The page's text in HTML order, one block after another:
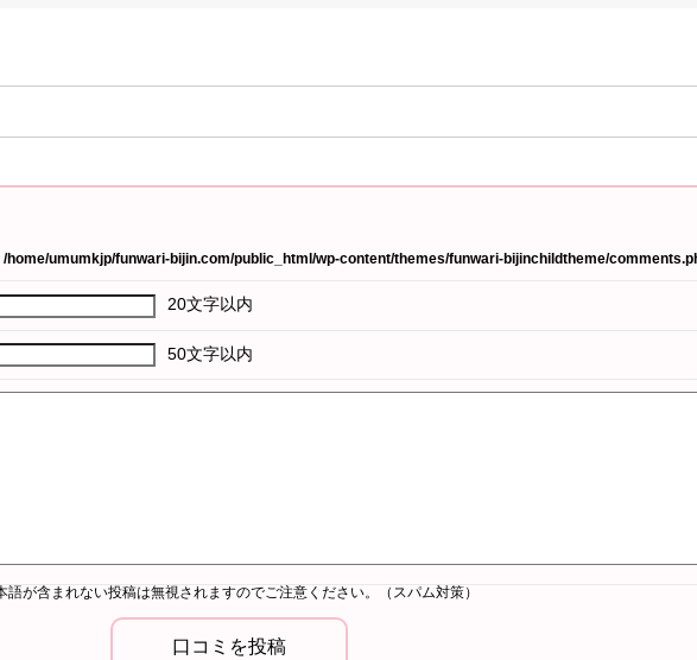
/home/umumkjp/funwari-bijin.com/public_html/wp-content/themes/funwari-bijinchildtheme/
20文字以内
50文字以内
語が含まれない投稿は無視されますのでご注意ください。（スパム対策）